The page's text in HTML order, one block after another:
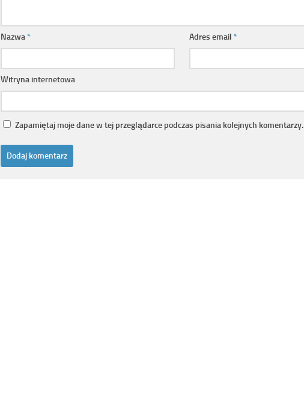
Nazwa* Adres email*
Witryna internetowa
Zapamiętaj moje dane w tej przeglądarce podczas pisania kolejnych komentarzy.